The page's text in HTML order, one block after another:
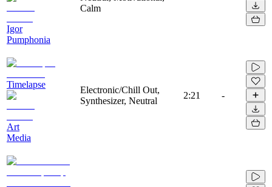
Igor
Pumphonia
Calm
Timelapse
Art
Media
Electronic/Chill Out,
Synthesizer, Neutral
2:21 -